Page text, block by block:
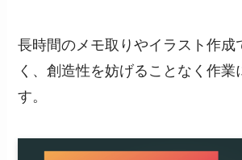
長時間のメモ取りやイラスト作成
く、創造性を妨げることなく作業
す。